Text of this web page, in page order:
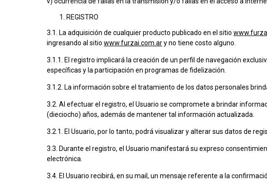
REGISTRO
3.1. La adquisición de cualquier producto publicado en el sitio
ingresando al sitio www.furzai.com.ary no tiene costo alguno.
3.1.1. El registro implicará la creación de un perfil de navegación
específicas y la participación en programas de fidelización.
3.1.2. La información sobre el tratamiento de los datos personales
3.2. Al efectuar el registro, el Usuario se compromete a brindar
(dieciocho) años, además de mantener tal información actualizada.
3.2.1. El Usuario, por lo tanto, podrá visualizar y alterar sus datos de
3.3. Durante el registro, el Usuario manifestará su expreso
electrónica.
3.4. El Usuario recibirá, en su mail, un mensaje referente a la